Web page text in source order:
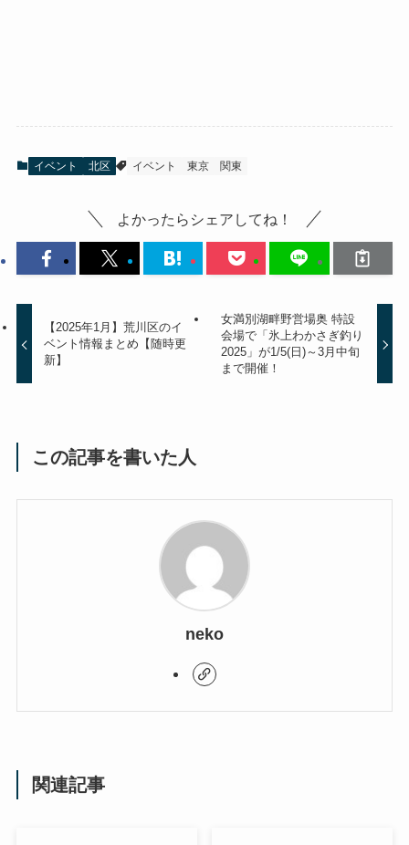
イベント 北区 イベント 東京 関東
よかったらシェアしてね！
【2025年1月】荒川区のイ
ベント情報まとめ【随時更
新】
女満別湖畔野営場奥 特設
会場で「氷上わかさぎ釣り
2025」が1/5(日)～3月中旬
まで開催！
この記事を書いた人
neko
関連記事